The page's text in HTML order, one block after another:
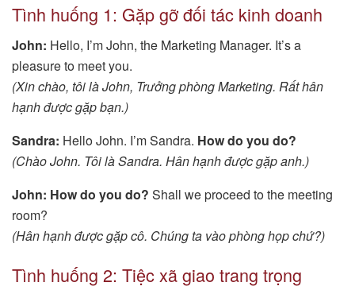
Tình huống 1: Gặp gỡ đối tác kinh doanh
John: Hello, I’m John, the Marketing Manager. It’s a
pleasure to meet you.
(Xin chào, tôi là John, Trưởng phòng Marketing. Rất hân
hạnh được gặp bạn.)
Sandra: Hello John. I’m Sandra. How do you do?
(Chào John. Tôi là Sandra. Hân hạnh được gặp anh.)
John: How do you do? Shall we proceed to the meeting
room?
(Hân hạnh được gặp cô. Chúng ta vào phòng họp chứ?)
Tình huống 2: Tiệc xã giao trang trọng